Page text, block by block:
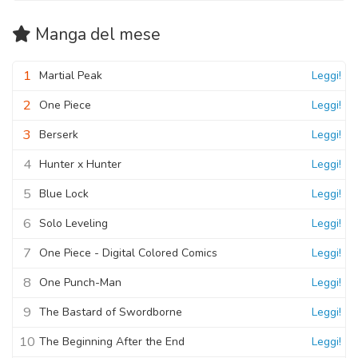
Capitolo 189
11 Novembre 2020
Capitolo 188
11 Novembre 2020
Capitolo 187
11 Novembre 2020
Capitolo 186
11 Novembre 2020
Capitolo 185
11 Novembre 2020
Capitolo 143
Capitolo 142
Capitolo 141
Capitolo 140
11 Novembre 2020
Capitolo 82
11 Novembre 2020
Capitolo 81
11 Novembre 2020
Capitolo 80
11 Novembre 2020
Capitolo 79
11 Novembre 2020
Capitolo 78
Manga del mese
1 Martial Peak Leggi!
2 One Piece Leggi!
3 Berserk Leggi!
4 Hunter x Hunter Leggi!
5 Blue Lock Leggi!
6 Solo Leveling Leggi!
7 One Piece - Digital Colored Comics Leggi!
8 One Punch-Man Leggi!
9 The Bastard of Swordborne Leggi!
10 The Beginning After the End Leggi!